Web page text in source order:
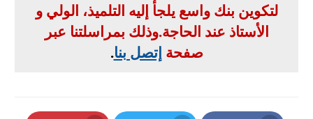
لتكوين بنك واسع يلجأ إليه التلميذ، الولي و
الأستاذ عند الحاجة.وذلك بمراسلتنا عبر
صفحة إتصل بنا.